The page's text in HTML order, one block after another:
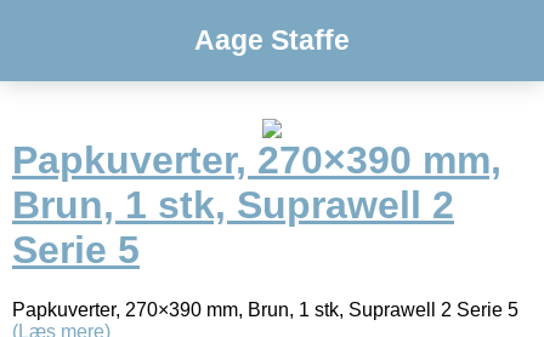
Aage Staffe
Papkuverter, 270×390 mm,
Brun, 1 stk, Suprawell 2
Serie 5
Papkuverter, 270×390 mm, Brun, 1 stk, Suprawell 2 Serie 5
(Læs mere)